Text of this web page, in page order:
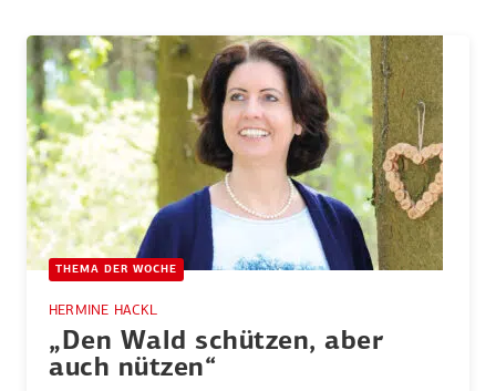
THEMA DER WOCHE
HERMINE HACKL
„Den Wald schützen, aber
auch nützen“